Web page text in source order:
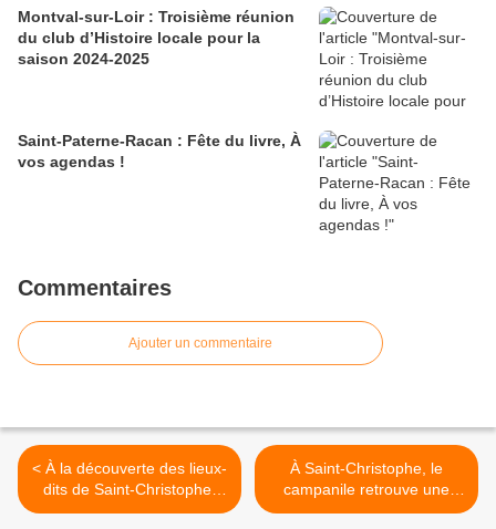
Montval-sur-Loir : Troisième réunion
du club d’Histoire locale pour la
saison 2024-2025
Saint-Paterne-Racan : Fête du livre, À
vos agendas !
Commentaires
Ajouter un commentaire
< À la découverte des lieux-
dits de Saint-Christophe-
sur-le-Nais
À Saint-Christophe, le
campanile retrouve une
seconde jeunesse >